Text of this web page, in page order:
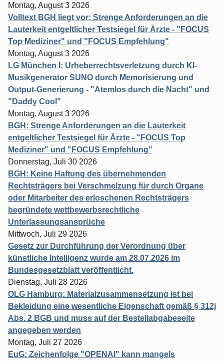
Montag, August 3 2026
Volltext BGH liegt vor: Strenge Anforderungen an die
Lauterkeit entgeltlicher Testsiegel für Ärzte - "FOCUS
Top Mediziner" und "FOCUS Empfehlung"
Montag, August 3 2026
LG München I: Urheberrechtsverletzung durch KI-
Musikgenerator SUNO durch Memorisierung und
Output-Generierung - "Atemlos durch die Nacht" und
"Daddy Cool"
Montag, August 3 2026
BGH: Strenge Anforderungen an die Lauterkeit
entgeltlicher Testsiegel für Ärzte - "FOCUS Top
Mediziner" und "FOCUS Empfehlung"
Donnerstag, Juli 30 2026
BGH: Keine Haftung des übernehmenden
Rechtsträgers bei Verschmelzung für durch Organe
oder Mitarbeiter des erloschenen Rechtsträgers
begründete wettbewerbsrechtliche
Unterlassungsansprüche
Mittwoch, Juli 29 2026
Gesetz zur Durchführung der Verordnung über
künstliche Intelligenz wurde am 28.07.2026 im
Bundesgesetzblatt veröffentlicht.
Dienstag, Juli 28 2026
OLG Hamburg: Materialzusammensetzung ist bei
Bekleidung eine wesentliche Eigenschaft gemäß § 312j
Abs. 2 BGB und muss auf der Bestellabgabeseite
angegeben werden
Montag, Juli 27 2026
EuG: Zeichenfolge "OPENAI" kann mangels